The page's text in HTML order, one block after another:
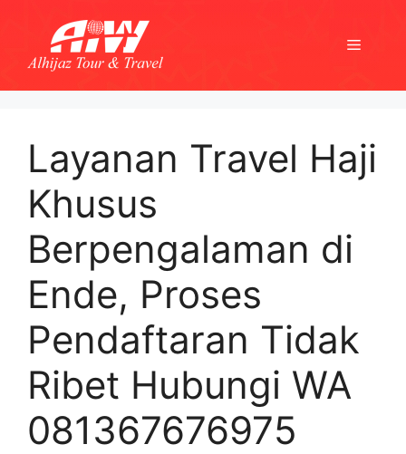
content
Menu
Layanan Travel Haji
Khusus
Berpengalaman di
Ende, Proses
Pendaftaran Tidak
Ribet Hubungi WA
081367676975